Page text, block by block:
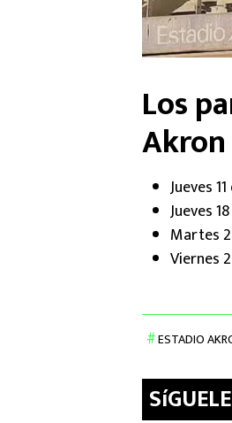
Los
Akron
Jueves
Jueves
Martes
Viernes
ESTADIO